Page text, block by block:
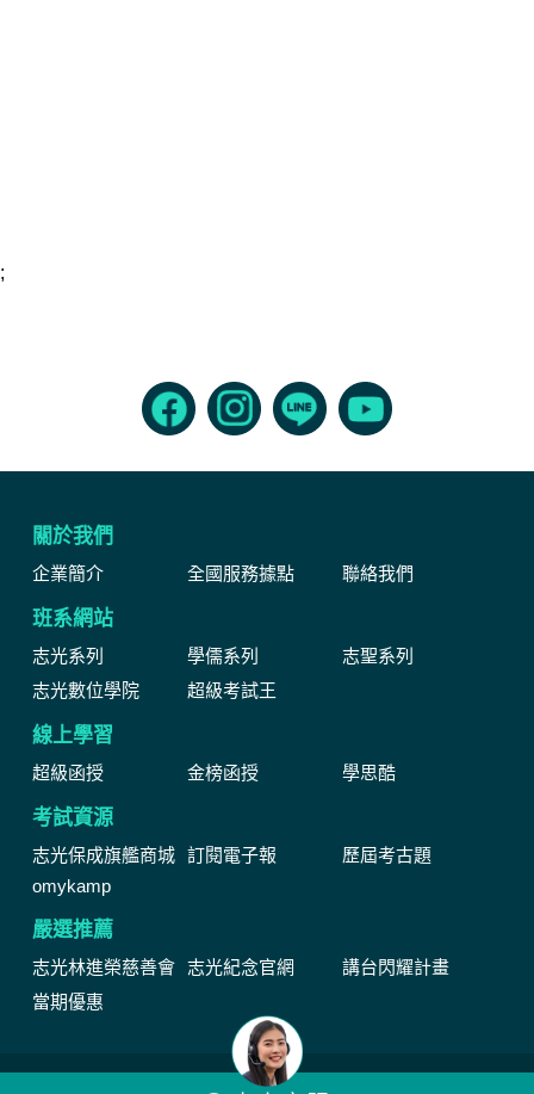
;
關於我們
企業簡介 全國服務據點 聯絡我們
班系網站
志光系列 學儒系列
志聖系列
志光數位學院
超級考試王
線上學習
超級函授 金榜函授 學思酷
考試資源
志光保成旗艦商城 訂閱電子報
歷屆考古題
omykamp
嚴選推薦
志光林進榮慈善會 志光紀念官網
講台閃耀計畫
當期優惠
網站由公職王數位行銷(股)公司維運管理著作權所有 Copyright © by